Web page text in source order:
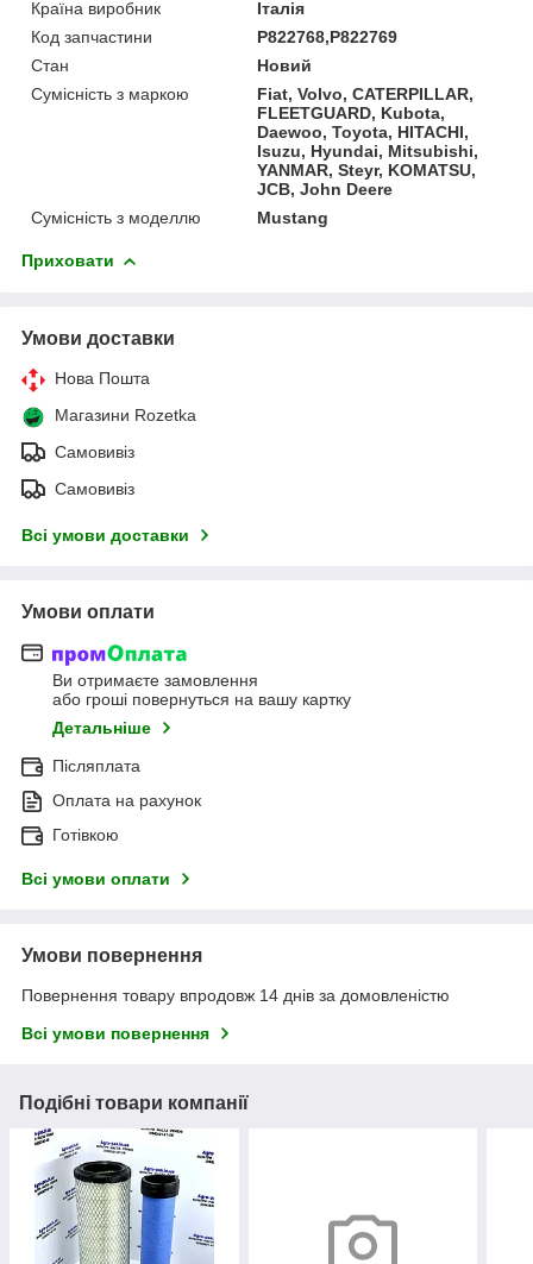
Країна виробник
Італія
Код запчастини
P822768,P822769
Стан
Новий
Сумісність з маркою
Fiat, Volvo, CATERPILLAR,
FLEETGUARD, Kubota,
Daewoo, Toyota, HITACHI,
Isuzu, Hyundai, Mitsubishi,
YANMAR, Steyr, KOMATSU,
JCB, John Deere
Сумісність з моделлю
Mustang
Приховати
Умови доставки
Нова Пошта
Магазини Rozetka
Самовивіз
Самовивіз
Всі умови доставки
Умови оплати
Ви отримаєте замовлення
або гроші повернуться на вашу картку
Детальніше
Післяплата
Оплата на рахунок
Готівкою
Всі умови оплати
Умови повернення
Повернення товару впродовж 14 днів за домовленістю
Всі умови повернення
Подібні товари компанії